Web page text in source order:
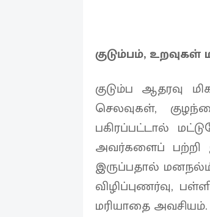
குடும்பம்,
குடும்ப ஆதரவு
செலவுகள்,
பகிரப்பட்டால்
அவர்களைப் பற்றி
இருப்பதால்
விழிப்புணர்வு,
மரியாதை அவசியம்.